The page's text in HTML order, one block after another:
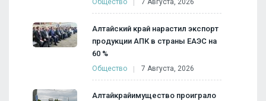
Общество 7 Августа, 2026
Алтайский край нарастил экспорт
продукции АПК в страны ЕАЭС на
60 %
Общество 7 Августа, 2026
Алтайкрайимущество проиграло